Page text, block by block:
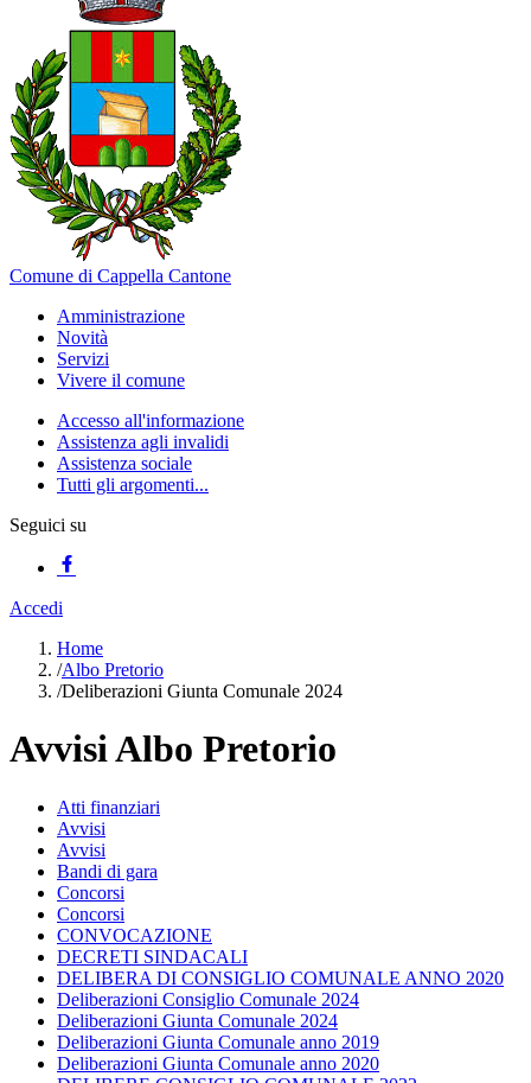
Comune di Cappella Cantone
Amministrazione
Novità
Servizi
Vivere il comune
Accesso all'informazione
Assistenza agli invalidi
Assistenza sociale
Tutti gli argomenti...
Seguici su
Accedi
Home
/Albo Pretorio
/Deliberazioni Giunta Comunale 2024
Avvisi Albo Pretorio
Atti finanziari
Avvisi
Avvisi
Bandi di gara
Concorsi
Concorsi
CONVOCAZIONE
DECRETI SINDACALI
DELIBERA DI CONSIGLIO COMUNALE ANNO 2020
Deliberazioni Consiglio Comunale 2024
Deliberazioni Giunta Comunale 2024
Deliberazioni Giunta Comunale anno 2019
Deliberazioni Giunta Comunale anno 2020